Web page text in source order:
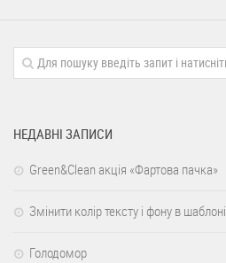
НЕДАВНІ ЗАПИСИ
Green&Clean акція «Фартова пачка»
Змінити колір тексту і фону в шаблоні
Голодомор